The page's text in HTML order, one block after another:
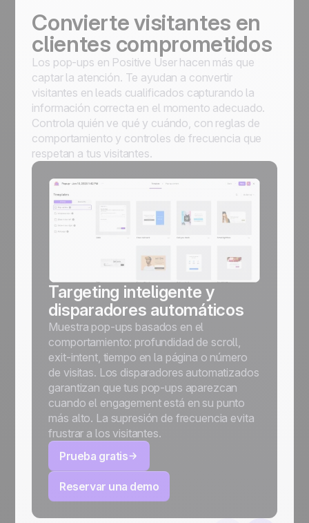
Convierte visitantes en
clientes comprometidos
Los pop-ups en Positive User hacen más que
captar la atención. Te ayudan a convertir
visitantes en leads cualificados capturando la
información correcta en el momento adecuado.
Controla quién ve qué y cuándo, con reglas de
comportamiento y controles de frecuencia que
respetan a tus visitantes.
Targeting inteligente y
disparadores automáticos
Muestra pop-ups basados en el
comportamiento: profundidad de scroll,
exit-intent, tiempo en la página o número
de visitas. Los disparadores automatizados
garantizan que tus pop-ups aparezcan
cuando el engagement está en su punto
más alto. La supresión de frecuencia evita
frustrar a los visitantes.
Prueba gratis
Reservar una demo